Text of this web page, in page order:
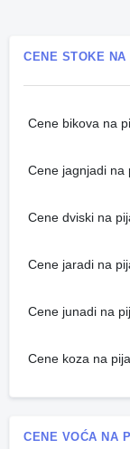
CENE STOKE
Cene bikova na
Cene jagnjadi na
Cene dviski na
Cene jaradi na
Cene junadi na
Cene koza na
CENE VOĆA NA